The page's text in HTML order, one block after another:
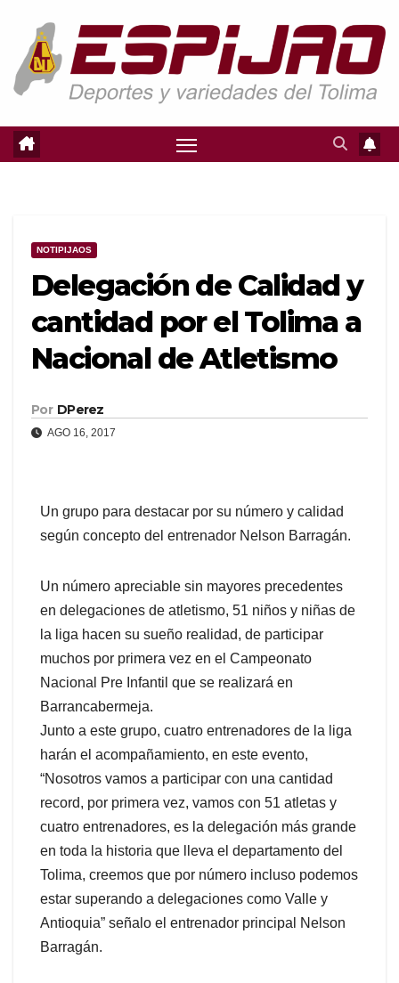
contenido
NOTIPIJAOS
Delegación de Calidad y
cantidad por el Tolima a
Nacional de Atletismo
Por DPerez
AGO 16, 2017
Un grupo para destacar por su número y calidad
según concepto del entrenador Nelson Barragán.
Un número apreciable sin mayores precedentes
en delegaciones de atletismo, 51 niños y niñas de
la liga hacen su sueño realidad, de participar
muchos por primera vez en el Campeonato
Nacional Pre Infantil que se realizará en
Barrancabermeja.
Junto a este grupo, cuatro entrenadores de la liga
harán el acompañamiento, en este evento,
“Nosotros vamos a participar con una cantidad
record, por primera vez, vamos con 51 atletas y
cuatro entrenadores, es la delegación más grande
en toda la historia que lleva el departamento del
Tolima, creemos que por número incluso podemos
estar superando a delegaciones como Valle y
Antioquia” señalo el entrenador principal Nelson
Barragán.